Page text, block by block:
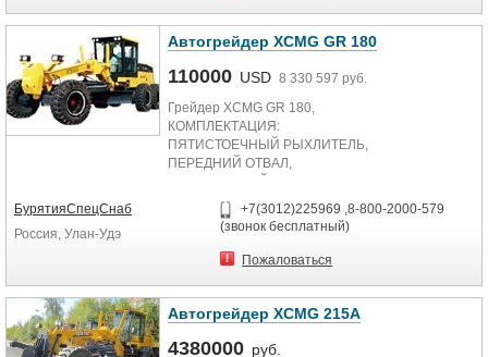
Автогрейдер XCMG GR 180
110000 USD 8 330 597 руб.
Грейдер XCMG GR 180,
КОМПЛЕКТАЦИЯ:
ПЯТИСТОЕЧНЫЙ РЫХЛИТЕЛЬ,
ПЕРЕДНИЙ ОТВАЛ,
ПРЕДПУСКОВОЙ
ПОДОГРЕВАТЕЛЬ ДВИГАТЕЛЯ,
БурятияСпецСнаб
Россия, Улан-Удэ
+7(3012)225969 ,8-800-2000-579
(звонок бесплатный)
Пожаловаться
Автогрейдер XCMG 215A
4380000 руб.